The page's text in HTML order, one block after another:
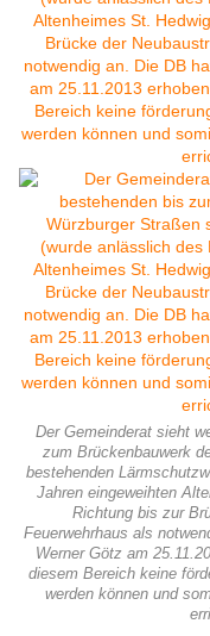
Der Gemeinderat sieht
zum Brückenbauwerk
bestehenden
Jahren eingeweihten
Richtung bis zur
Feuerwehrhaus als
Werner Götz am
diesem Bereich keine
werden können und